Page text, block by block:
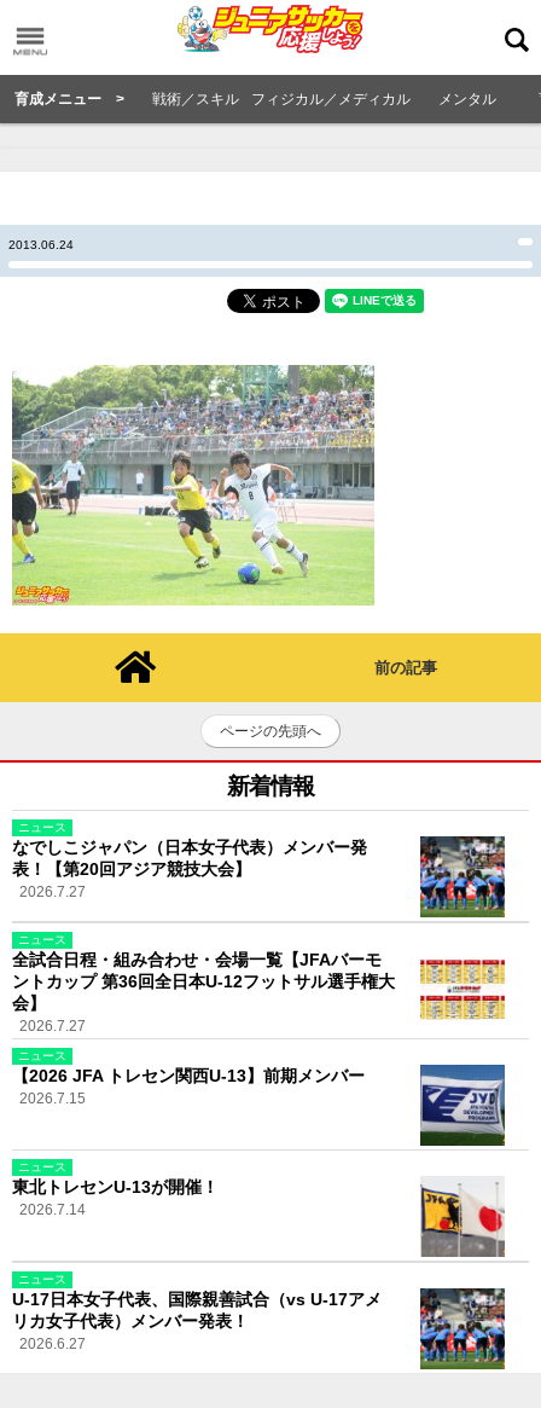
育成メニュー > 戦術／スキル フィジカル／メディカル メンタル
2013.06.24
前の記事
ページの先頭へ
新着情報
ニュース
なでしこジャパン（日本女子代表）メンバー発
表！【第20回アジア競技大会】
2026.7.27
ニュース
全試合日程・組み合わせ・会場一覧【JFAバーモ
ントカップ 第36回全日本U-12フットサル選手権大
会】
2026.7.27
ニュース
【2026 JFA トレセン関西U-13】前期メンバー
2026.7.15
ニュース
東北トレセンU-13が開催！
2026.7.14
ニュース
U-17日本女子代表、国際親善試合（vs U-17アメ
リカ女子代表）メンバー発表！
2026.6.27